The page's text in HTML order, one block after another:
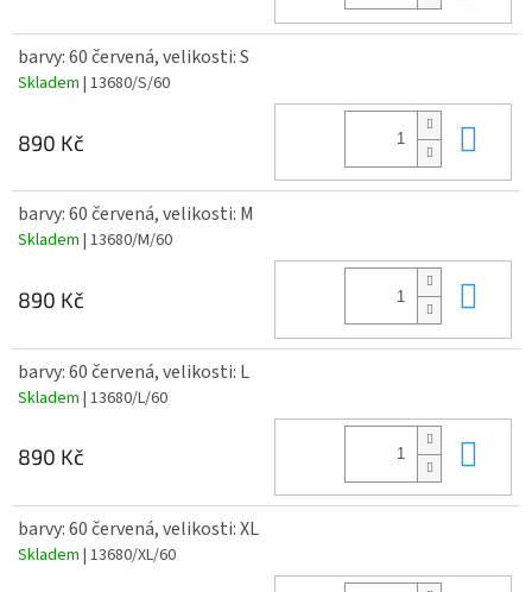
barvy: 60 červená, velikosti: S
Skladem | 13680/S/60
890 Kč
barvy: 60 červená, velikosti: M
Skladem | 13680/M/60
890 Kč
barvy: 60 červená, velikosti: L
Skladem | 13680/L/60
890 Kč
barvy: 60 červená, velikosti: XL
Skladem | 13680/XL/60